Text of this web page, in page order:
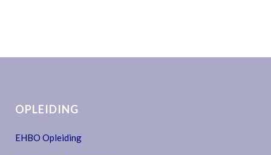
OPLEIDING
EHBO Opleiding